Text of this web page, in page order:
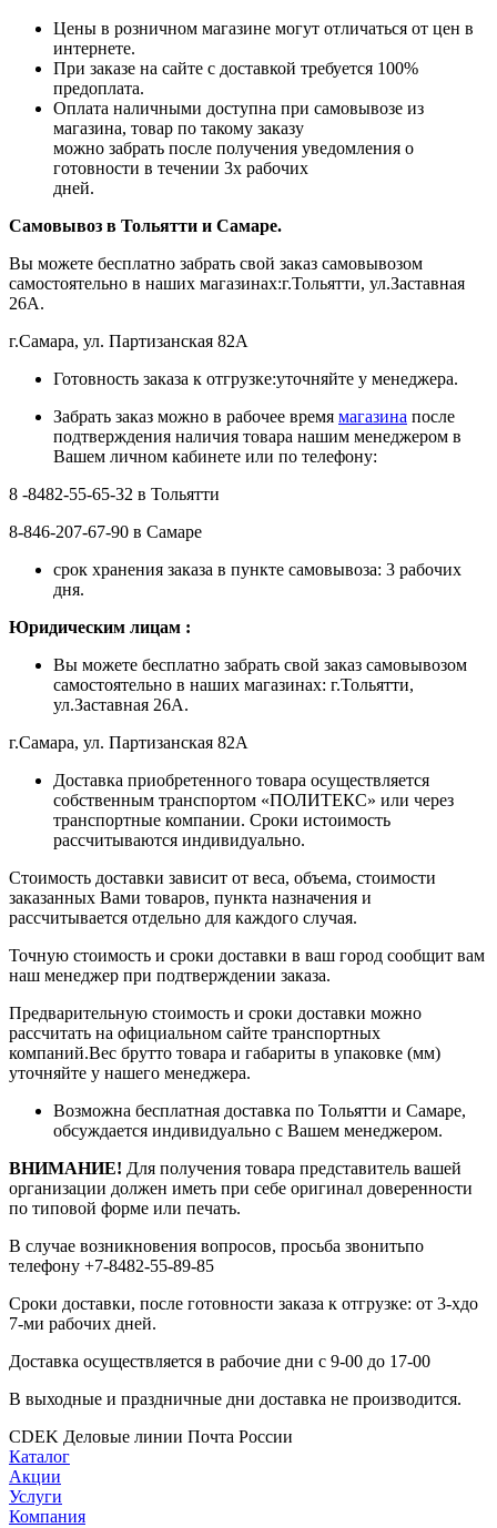
Цены в розничном магазине могут отличаться от цен в
интернете.
При заказе на сайте с доставкой требуется 100%
предоплата.
Оплата наличными доступна при самовывозе из
магазина, товар по такому заказу
можно забрать после получения уведомления о
готовности в течении 3х рабочих
дней.
Самовывоз в Тольятти и Самаре.
Вы можете бесплатно забрать свой заказ самовывозом
самостоятельно в наших магазинах:г.Тольятти, ул.Заставная
26А.
г.Самара, ул. Партизанская 82А
Готовность заказа к отгрузке:уточняйте у менеджера.
Забрать заказ можно в рабочее время магазина после
подтверждения наличия товара нашим менеджером в
Вашем личном кабинете или по телефону:
8 -8482-55-65-32 в Тольятти
8-846-207-67-90 в Самаре
срок хранения заказа в пункте самовывоза: 3 рабочих
дня.
Юридическим лицам :
Вы можете бесплатно забрать свой заказ самовывозом
самостоятельно в наших магазинах: г.Тольятти,
ул.Заставная 26А.
г.Самара, ул. Партизанская 82А
Доставка приобретенного товара осуществляется
собственным транспортом «ПОЛИТЕКС» или через
транспортные компании. Сроки истоимость
рассчитываются индивидуально.
Стоимость доставки зависит от веса, объема, стоимости
заказанных Вами товаров, пункта назначения и
рассчитывается отдельно для каждого случая.
Точную стоимость и сроки доставки в ваш город сообщит вам
наш менеджер при подтверждении заказа.
Предварительную стоимость и сроки доставки можно
рассчитать на официальном сайте транспортных
компаний.Вес брутто товара и габариты в упаковке (мм)
уточняйте у нашего менеджера.
Возможна бесплатная доставка по Тольятти и Самаре,
обсуждается индивидуально с Вашем менеджером.
ВНИМАНИЕ! Для получения товара представитель вашей
организации должен иметь при себе оригинал доверенности
по типовой форме или печать.
В случае возникновения вопросов, просьба звонитьпо
телефону +7-8482-55-89-85
Сроки доставки, после готовности заказа к отгрузке: от 3-хдо
7-ми рабочих дней.
Доставка осуществляется в рабочие дни с 9-00 до 17-00
В выходные и праздничные дни доставка не производится.
CDEK Деловые линии Почта России
Каталог
Акции
Услуги
Компания